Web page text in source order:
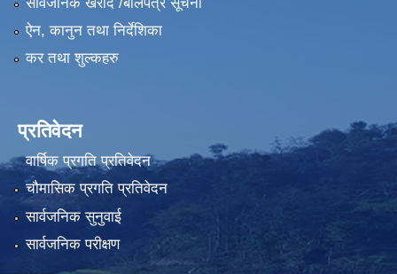
ऐन, कानुन तथा निर्देशिका
कर तथा शुल्कहरु
प्रतिवेदन
वार्षिक प्रगति प्रतिवेदन
चौमासिक प्रगति प्रतिवेदन
सार्वजनिक सुनुवाई
सार्वजनिक परीक्षण